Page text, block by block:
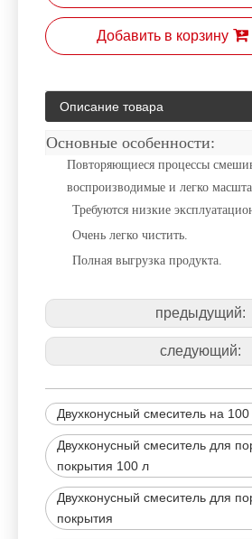
Добавить в корзину
Описание товара
Основные особенности:
Повторяющиеся процессы
воспроизводимые и легко
Требуются низкие
Очень легко чистить.
Полная выгрузка продукта.
предыдущий:
следующий:
Двухконусный смеситель на 100
Двухконусный смеситель для
покрытия 100 л
Двухконусный смеситель для
покрытия